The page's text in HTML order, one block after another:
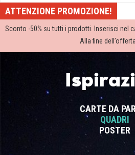
ATTENZIONE PROMOZIONE!
Sconto -50% su tutti i prodotti. Inserisci nel
Alla fine
CARTE DA
QUADRI
POSTER